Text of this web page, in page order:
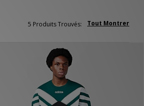
Tout Montrer
5 Produits Trouvés: